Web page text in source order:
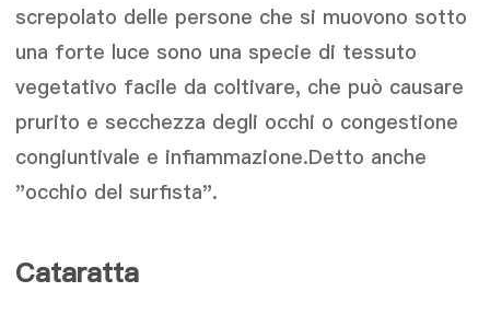
screpolato delle persone che si muovono sotto
una forte luce sono una specie di tessuto
vegetativo facile da coltivare, che può causare
prurito e secchezza degli occhi o congestione
congiuntivale e infiammazione.Detto anche
"occhio del surfista".
Cataratta